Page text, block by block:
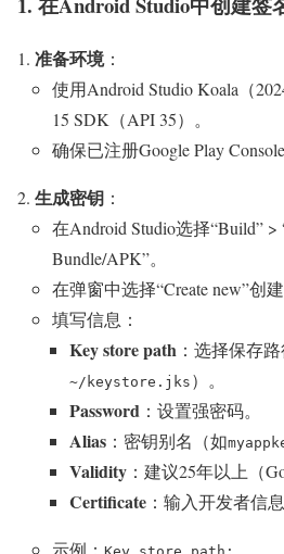
准备环境：
使用Android Studio Koala（
15 SDK（API 35）。
确保已注册Google Play
生成密钥 ：
在Android Studio选择“Build” >
Bundle/APK”。
在弹窗中选择“Create new”创建
填写信息：
Key store path ：选择保存
~/keystore.jks ）。
Password ：设置强密码。
Alias ：密钥别名（如
Validity ：建议25年以上（
Certificate ：输入开发者信
示例：